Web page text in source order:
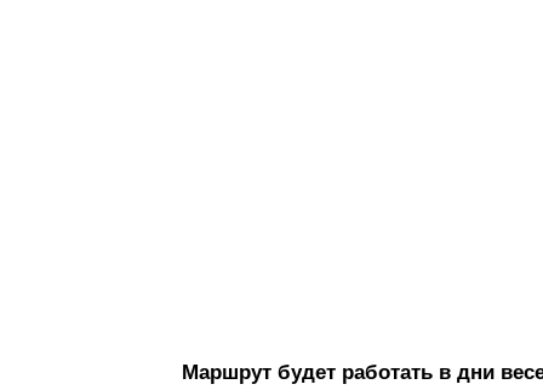
Маршрут будет работать в дни